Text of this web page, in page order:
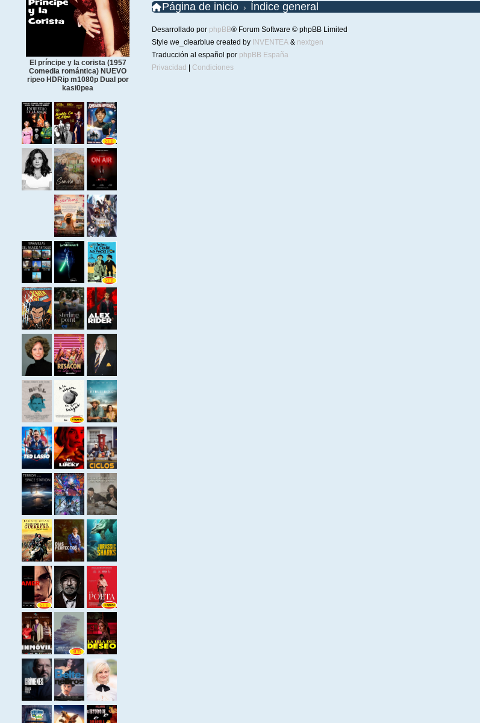
El príncipe y la corista (1957
Comedia romántica) NUEVO
ripeo HDRip m1080p Dual por
kasi0pea
Página de inicio Índice general
Desarrollado por phpBB® Forum Software © phpBB Limited
Style we_clearblue created by INVENTEA& nextgen
Traducción al español por phpBB España
Privacidad
Condiciones